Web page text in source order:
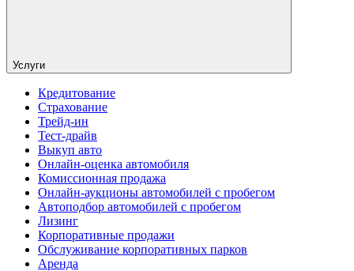
Услуги
Кредитование
Страхование
Трейд-ин
Тест-драйв
Выкуп авто
Онлайн-оценка автомобиля
Комиссионная продажа
Онлайн-аукционы автомобилей с пробегом
Автоподбор автомобилей с пробегом
Лизинг
Корпоративные продажи
Обслуживание корпоративных парков
Аренда